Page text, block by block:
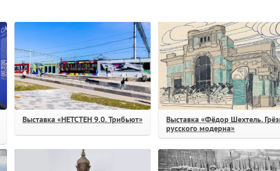
Выставка «НЕТСТЕН 9.0. Трибьют»
Выставка «Фёдор Шехтель.
русского модерна»